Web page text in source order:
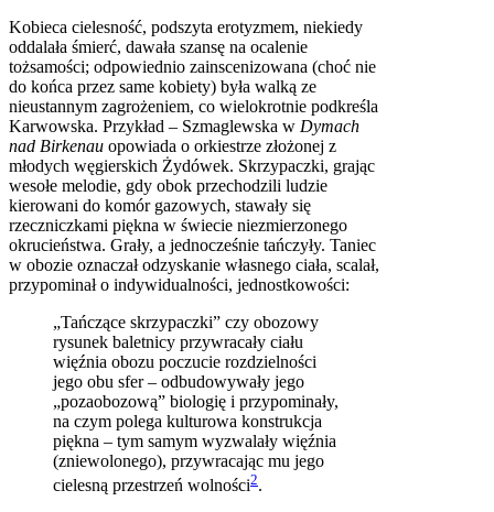
Kobieca cielesność, podszyta erotyzmem, niekiedy
oddalała śmierć, dawała szansę na ocalenie
tożsamości; odpowiednio zainscenizowana (choć nie
do końca przez same kobiety) była walką ze
nieustannym zagrożeniem, co wielokrotnie podkreśla
Karwowska. Przykład – Szmaglewska w Dymach
nad Birkenau opowiada o orkiestrze złożonej z
młodych węgierskich Żydówek. Skrzypaczki, grając
wesołe melodie, gdy obok przechodzili ludzie
kierowani do komór gazowych, stawały się
rzeczniczkami piękna w świecie niezmierzonego
okrucieństwa. Grały, a jednocześnie tańczyły. Taniec
w obozie oznaczał odzyskanie własnego ciała, scalał,
przypominał o indywidualności, jednostkowości:
„Tańczące skrzypaczki” czy obozowy
rysunek baletnicy przywracały ciału
więźnia obozu poczucie rozdzielności
jego obu sfer – odbudowywały jego
„pozaobozową” biologię i przypominały,
na czym polega kulturowa konstrukcja
piękna – tym samym wyzwalały więźnia
(zniewolonego), przywracając mu jego
cielesną przestrzeń wolności2.